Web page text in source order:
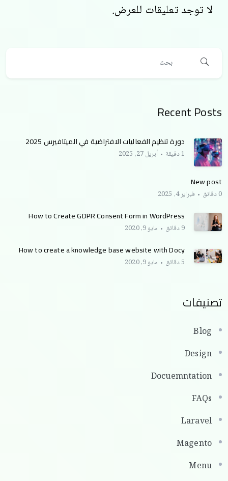
لا توجد تعليقات للعرض.
Recent Posts
دورة تنظيم الفعاليات الافتراضية في الميتافيرس 2025
1 دقيقة أبريل 27, 2025
New post
0 دقائق فبراير 4, 2025
How to Create GDPR Consent Form in WordPress
9 دقائق مايو 9, 2020
How to create a knowledge base website with Docy
5 دقائق مايو 9, 2020
تصنيفات
Blog
Design
Docuemntation
FAQs
Laravel
Magento
Menu